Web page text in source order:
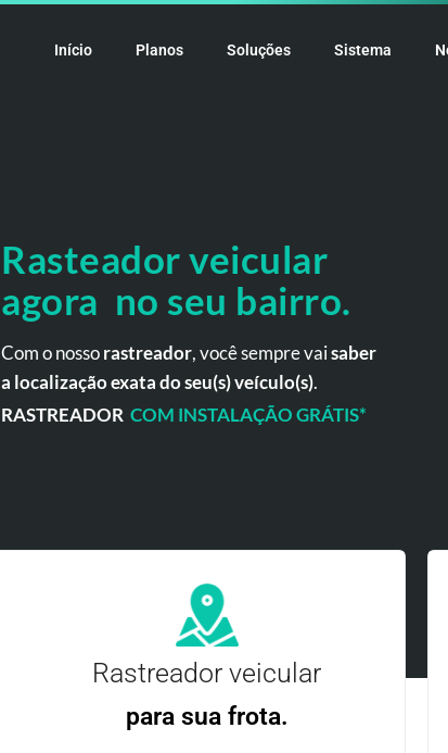
Início Planos Soluções Sistema
Rasteador veicular
agora no seu bairro.
Com o nossorastreador, você sempre vaisaber
a localização exata do seu(s) veículo(s).
RASTREADOR COM INSTALAÇÃO GRÁTIS*
Rastreador veicular
para sua frota.